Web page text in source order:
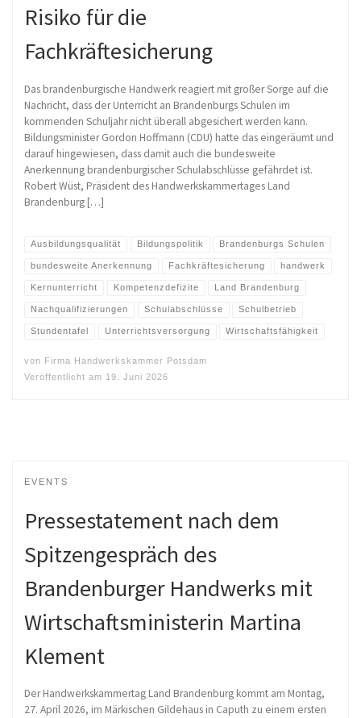
Risiko für die
Fachkräftesicherung
Das brandenburgische Handwerk reagiert mit großer Sorge auf die
Nachricht, dass der Unterricht an Brandenburgs Schulen im
kommenden Schuljahr nicht überall abgesichert werden kann.
Bildungsminister Gordon Hoffmann (CDU) hatte das eingeräumt und
darauf hingewiesen, dass damit auch die bundesweite
Anerkennung brandenburgischer Schulabschlüsse gefährdet ist.
Robert Wüst, Präsident des Handwerkskammertages Land
Brandenburg […]
Ausbildungsqualität Bildungspolitik Brandenburgs Schulen
bundesweite Anerkennung Fachkräftesicherung handwerk
Kernunterricht Kompetenzdefizite Land Brandenburg
Nachqualifizierungen Schulabschlüsse Schulbetrieb
Stundentafel Unterrichtsversorgung Wirtschaftsfähigkeit
von Firma Handwerkskammer Potsdam
Veröffentlicht am 19. Juni 2026
EVENTS
Pressestatement nach dem
Spitzengespräch des
Brandenburger Handwerks mit
Wirtschaftsministerin Martina
Klement
Der Handwerkskammertag Land Brandenburg kommt am Montag,
27. April 2026, im Märkischen Gildehaus in Caputh zu einem ersten